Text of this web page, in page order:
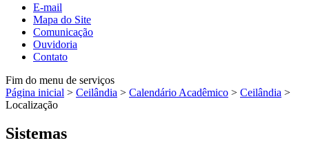
E-mail
Mapa do Site
Comunicação
Ouvidoria
Contato
Fim do menu de serviços
Página inicial > Ceilândia > Calendário Acadêmico > Ceilândia >
Localização
Sistemas